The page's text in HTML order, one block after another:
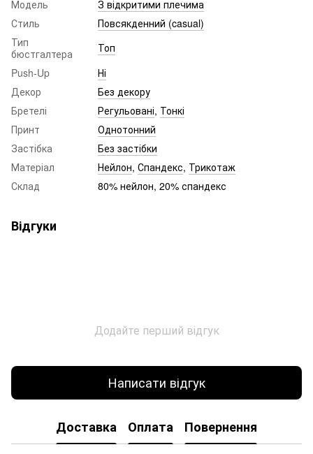
Модель
З відкритими плечима
Стиль
Повсякденний (casual)
Тип
бюстгалтера
Топ
Push-Up
Ні
Декор
Без декору
Бретелі
Регульовані, Тонкі
Принт
Однотонний
Застібка
Без застібки
Матеріал
Нейлон, Спандекс, Трикотаж
Склад
80% нейлон, 20% спандекс
Відгуки
Додайте перший відгук
Написати відгук
Доставка Оплата Повернення